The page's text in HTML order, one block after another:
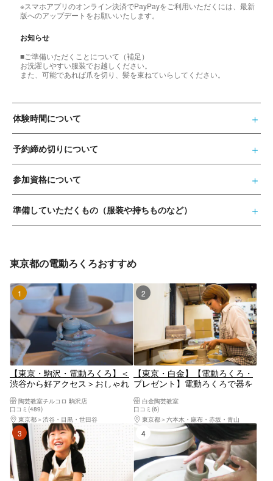
※スマホアプリのオンライン決済でPayPayをご利用いただくには、最新
版へのアップデートをお願いいたします。
お知らせ
■ご準備いただくことについて（補足）
お洗濯しやすい服装でお越しください。
また、可能であれば爪を切り、髪を束ねていらしてください。
体験時間について
予約締め切りについて
参加資格について
準備していただくもの（服装や持ちものなど）
東京都の電動ろくろおすすめ
1位
【東京・駒沢・電動ろくろ】＜
渋谷から好アクセス＞おしゃれ
れな作品を作ろう！3歳からで
きる陶芸体験！夏休みの自由研
究にもおすすめ♪2～3個自由に
作ろう！
陶芸教室チルコロ 駒沢店
口コミ(489)
東京都
渋谷・目黒・世田谷
2位
【東京・白金】【電動ろくろ・
プレゼント】電動ろくろで器を
分）白金陶芸教室
口コミ(6)
東京都
六本木・麻布・赤坂・青山
3位 4位